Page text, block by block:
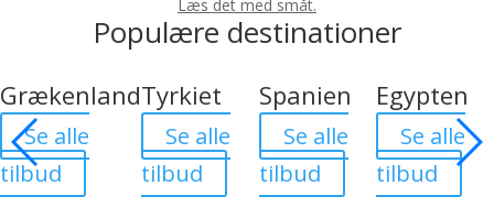
Læs det med småt.
Populære destinationer
Grækenland
Se alle
tilbud
Tyrkiet
Se alle
tilbud
Spanien
Se alle
tilbud
Egypten
Se alle
tilbud